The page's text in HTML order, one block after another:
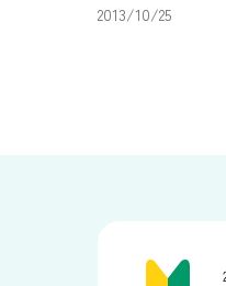
注意点
2013/10/25